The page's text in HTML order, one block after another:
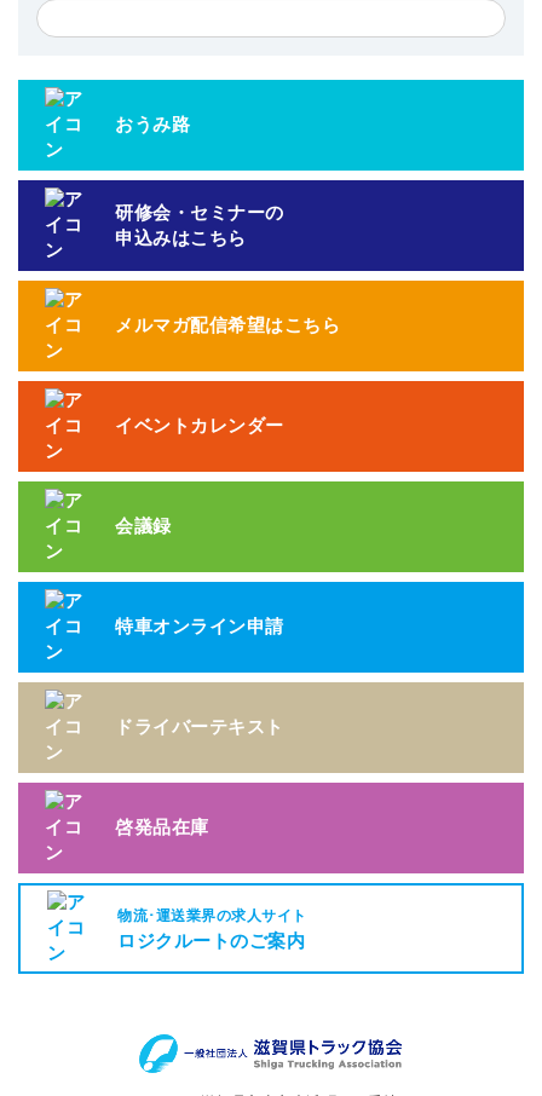
おうみ路
研修会・セミナーの
申込みはこちら
メルマガ配信希望はこちら
イベントカレンダー
会議録
特車オンライン申請
ドライバーテキスト
啓発品在庫
物流･運送業界の求人サイト
ロジクルートのご案内